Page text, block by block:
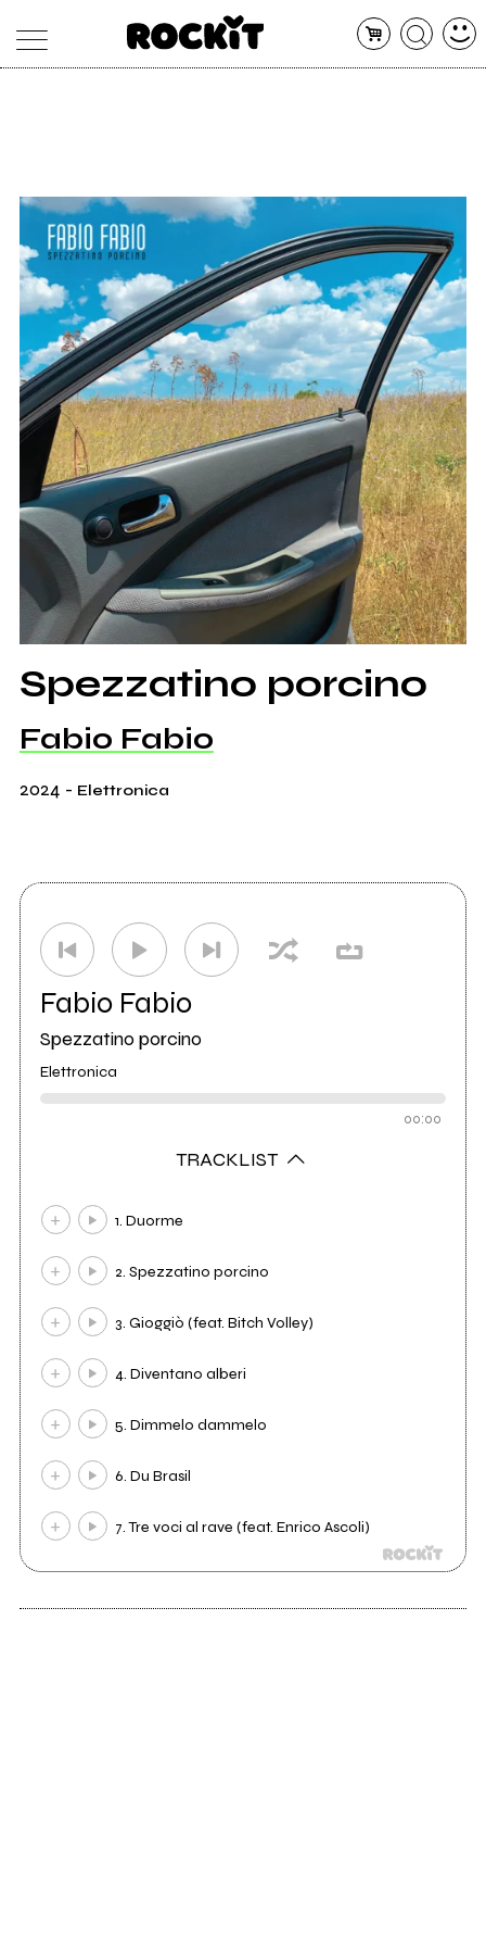
ARTISTI
CONCERTI
SHOP
RADIO
Spezzatino porcino
Fabio Fabio
2024 - Elettronica
Fabio Fabio
Spezzatino porcino
Elettronica
00:00
TRACKLIST
1. Duorme
2. Spezzatino porcino
3. Gioggiò (feat. Bitch Volley)
4. Diventano alberi
5. Dimmelo dammelo
6. Du Brasil
7. Tre voci al rave (feat. Enrico Ascoli)